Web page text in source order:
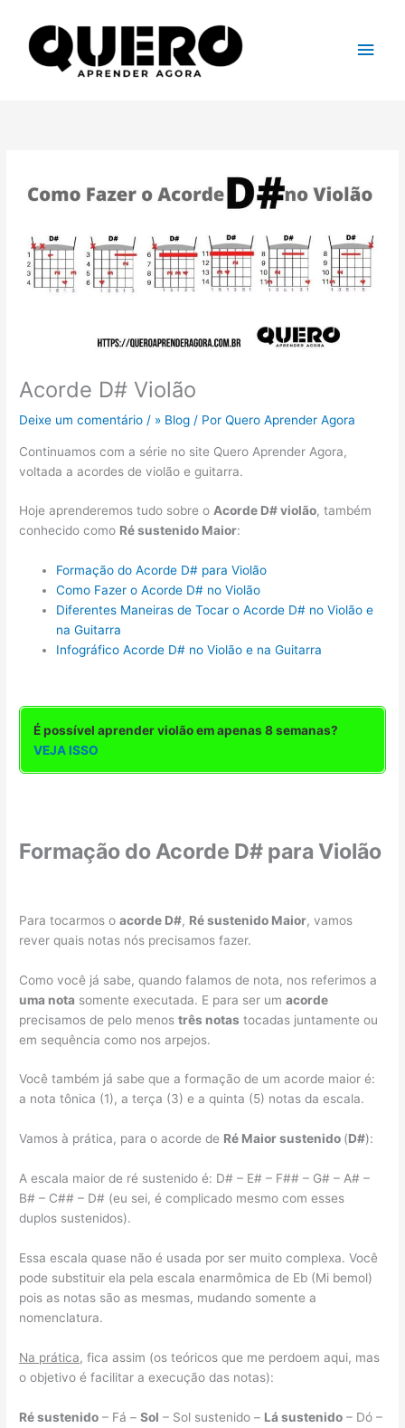
conteúdo
Acorde D# Violão
Deixe um comentário / » Blog / PorQuero Aprender Agora
Continuamos com a série no site Quero Aprender Agora,
voltada a acordes de violão e guitarra.
Hoje aprenderemos tudo sobre oAcorde D# violão, também
conhecido como Ré sustenido Maior:
Formação do Acorde D# para Violão
Como Fazer o Acorde D# no Violão
Diferentes Maneiras de Tocar o Acorde D# no Violão e
na Guitarra
Infográfico Acorde D# no Violão e na Guitarra
É possível aprender violão em apenas 8 semanas?
VEJA ISSO
Formação do Acorde D# para Violão
Para tocarmos oacorde D#, Ré sustenido Maior, vamos
rever quais notas nós precisamos fazer.
Como você já sabe, quando falamos de nota, nos referimos a
uma nota somente executada. E para ser umacorde
precisamos de pelo menostrês notas tocadas juntamente ou
em sequência como nos arpejos.
Você também já sabe que a formação de um acorde maior é:
a nota tônica (1), a terça (3) e a quinta (5) notas da escala.
Vamos à prática, para o acorde de Ré Maior sustenido (D#):
A escala maior de ré sustenido é: D# – E# – F## – G# – A# –
B# – C## – D# (eu sei, é complicado mesmo com esses
duplos sustenidos).
Essa escala quase não é usada por ser muito complexa. Você
pode substituir ela pela escala enarmômica de Eb (Mi bemol)
pois as notas são as mesmas, mudando somente a
nomenclatura.
Na prática, fica assim (os teóricos que me perdoem aqui, mas
o objetivo é facilitar a execução das notas):
Ré sustenido – Fá –Sol – Sol sustenido – Lá sustenido – Dó –